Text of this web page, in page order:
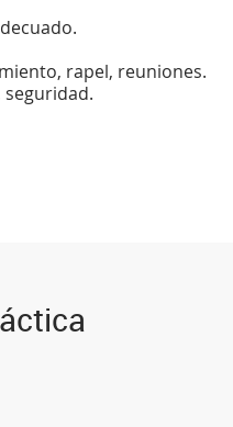
rapel, reuniones.
seguridad.